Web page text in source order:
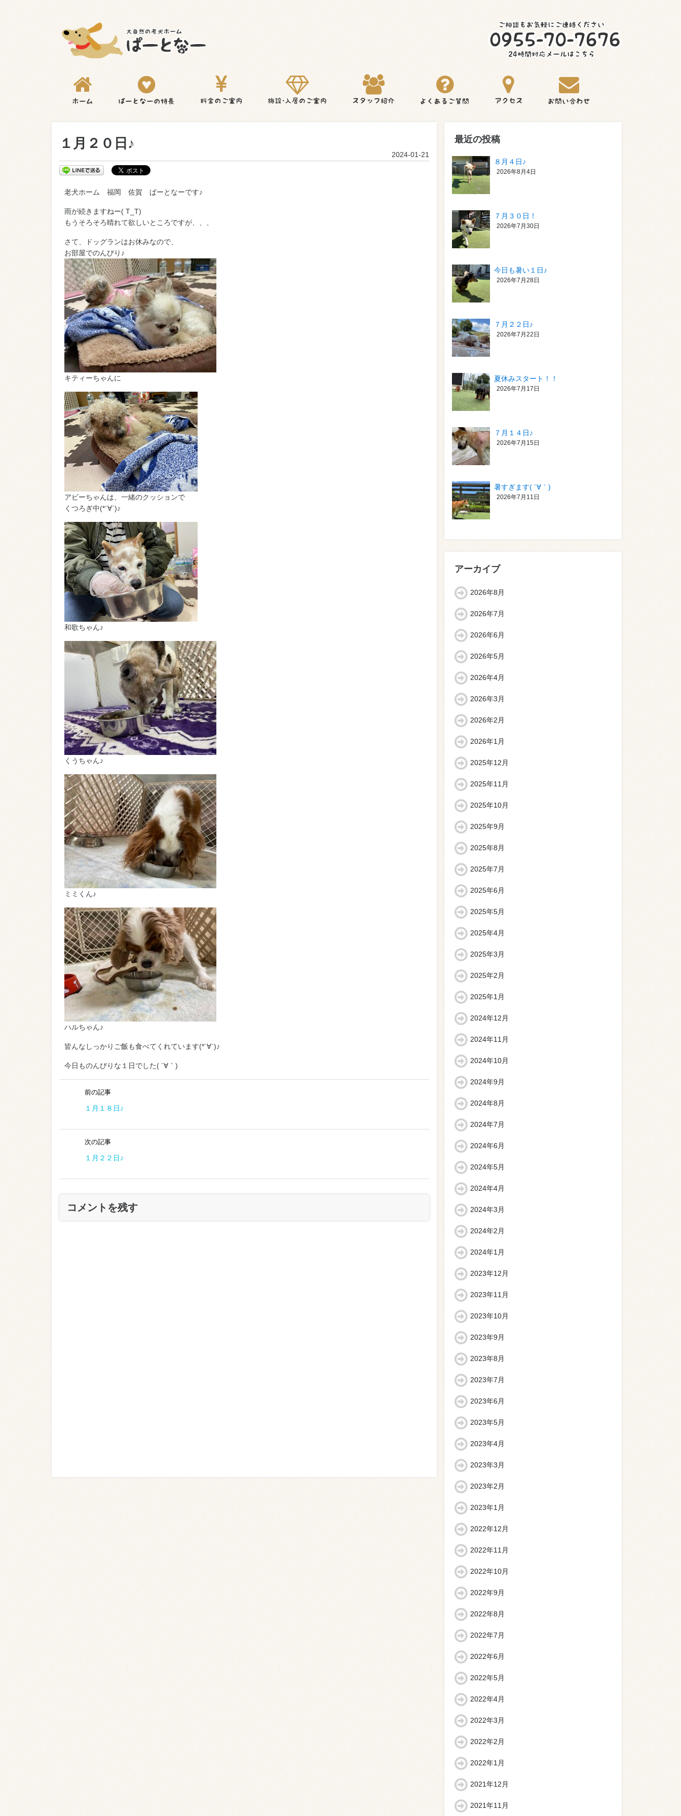
１月２０日♪
2024-01-21
老犬ホーム 福岡 佐賀 ぱーとなーです♪
雨が続きますねー( T_T)
もうそろそろ晴れて欲しいところですが、、、
さて、ドッグランはお休みなので、
お部屋でのんびり♪
キティーちゃんに
アビーちゃんは、一緒のクッションで
くつろぎ中(*´∀`)♪
和歌ちゃん♪
くうちゃん♪
ミミくん♪
ハルちゃん♪
皆んなしっかりご飯も食べてくれています(*´∀`)♪
今日ものんびりな１日でした( ´∀｀)
前の記事
１月１８日♪
次の記事
１月２２日♪
コメントを残す
最近の投稿
８月４日♪
2026年8月4日
７月３０日！
2026年7月30日
今日も暑い１日♪
2026年7月28日
７月２２日♪
2026年7月22日
夏休みスタート！！
2026年7月17日
７月１４日♪
2026年7月15日
暑すぎます( ´∀｀)
2026年7月11日
アーカイブ
2026年8月
2026年7月
2026年6月
2026年5月
2026年4月
2026年3月
2026年2月
2026年1月
2025年12月
2025年11月
2025年10月
2025年9月
2025年8月
2025年7月
2025年6月
2025年5月
2025年4月
2025年3月
2025年2月
2025年1月
2024年12月
2024年11月
2024年10月
2024年9月
2024年8月
2024年7月
2024年6月
2024年5月
2024年4月
2024年3月
2024年2月
2024年1月
2023年12月
2023年11月
2023年10月
2023年9月
2023年8月
2023年7月
2023年6月
2023年5月
2023年4月
2023年3月
2023年2月
2023年1月
2022年12月
2022年11月
2022年10月
2022年9月
2022年8月
2022年7月
2022年6月
2022年5月
2022年4月
2022年3月
2022年2月
2022年1月
2021年12月
2021年11月